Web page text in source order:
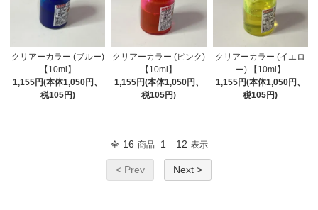
クリアーカラー (ブルー)
【10ml】
1,155円(本体1,050円、
税105円)
クリアーカラー (ピンク)
【10ml】
1,155円(本体1,050円、
税105円)
クリアーカラー (イエロ
ー) 【10ml】
1,155円(本体1,050円、
税105円)
全 16 商品 1 - 12 表示
< Prev Next >